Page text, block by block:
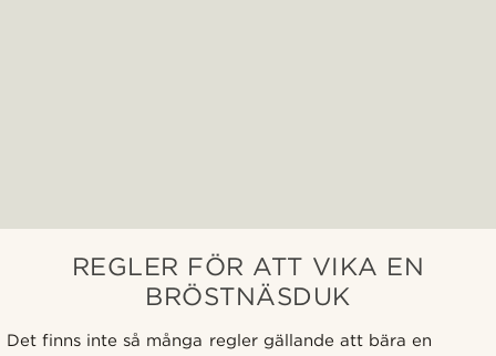
REGLER FÖR ATT VIKA EN
BRÖSTNÄSDUK
Det finns inte så många regler gällande att bära en